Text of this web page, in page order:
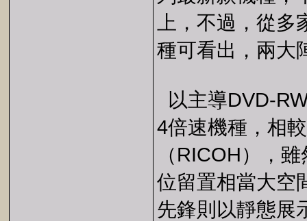
上，不過，從
種可看出，兩大
以主導DVD-
4倍速機種，相
（RICOH），
位留置相當大空
先鋒則以靜態展